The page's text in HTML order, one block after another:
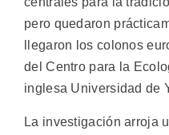
pero quedaron
llegaron los colonos
del Centro para la
inglesa Universidad de
La investigación arroja